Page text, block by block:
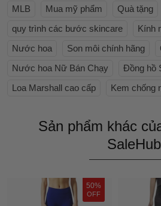
MLB Mua mỹ phẩm Quà tặng
quy trình các bước skincare
Kính
Nước hoa
Son môi chính hãng
Nước hoa Nữ Bán Chạy
Đồng hồ
Loa Marshall cao cấp
Kem chống
Sản phẩm khác
SaleHub
50%
OFF